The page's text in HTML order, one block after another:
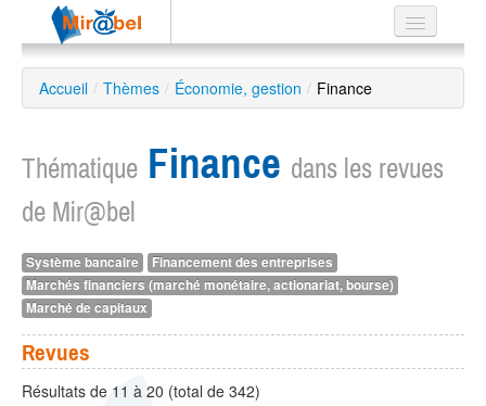
Le réseau
Soutien
Recherche
avancée
EN
ES
?
Accueil / Thèmes / Économie, gestion / Finance
Thématique Finance dans les revues
de Mir@bel
Système bancaire
Financement des entreprises
Marchés financiers (marché monétaire, actionariat, bourse)
Marché de capitaux
Revues
Résultats de 11 à 20 (total de 342)